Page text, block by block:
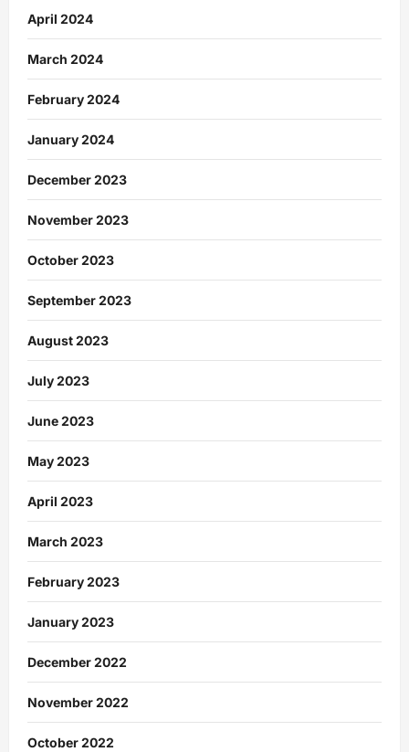
April 2024
March 2024
February 2024
January 2024
December 2023
November 2023
October 2023
September 2023
August 2023
July 2023
June 2023
May 2023
April 2023
March 2023
February 2023
January 2023
December 2022
November 2022
October 2022